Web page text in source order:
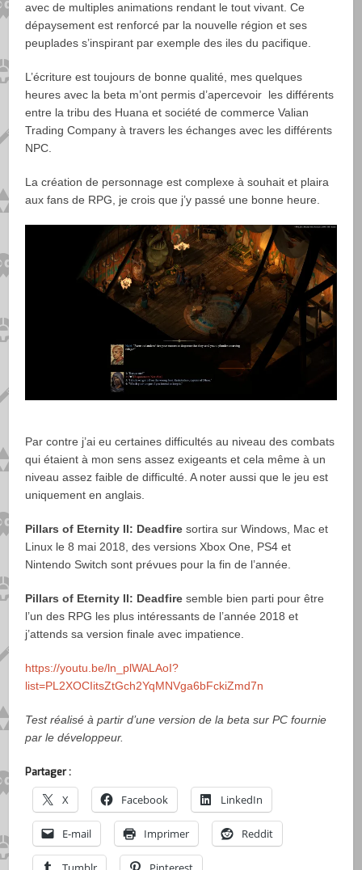
avec de multiples animations rendant le tout vivant. Ce
dépaysement est renforcé par la nouvelle région et ses
peuplades s’inspirant par exemple des iles du pacifique.
L’écriture est toujours de bonne qualité, mes quelques
heures avec la beta m’ont permis d’apercevoir les différents
entre la tribu des Huana et société de commerce Valian
Trading Company à travers les échanges avec les différents
NPC.
La création de personnage est complexe à souhait et plaira
aux fans de RPG, je crois que j’y passé une bonne heure.
Par contre j’ai eu certaines difficultés au niveau des combats
qui étaient à mon sens assez exigeants et cela même à un
niveau assez faible de difficulté. A noter aussi que le jeu est
uniquement en anglais.
Pillars of Eternity II: Deadfire sortira sur Windows, Mac et
Linux le 8 mai 2018, des versions Xbox One, PS4 et
Nintendo Switch sont prévues pour la fin de l’année.
Pillars of Eternity II: Deadfire semble bien parti pour être
l’un des RPG les plus intéressants de l’année 2018 et
j’attends sa version finale avec impatience.
https://youtu.be/ln_plWALAoI?
list=PL2XOCIitsZtGch2YqMNVga6bFckiZmd7n
Test réalisé à partir d’une version de la beta sur PC fournie
par le développeur.
Partager :
X Facebook LinkedIn
E-mail Imprimer Reddit